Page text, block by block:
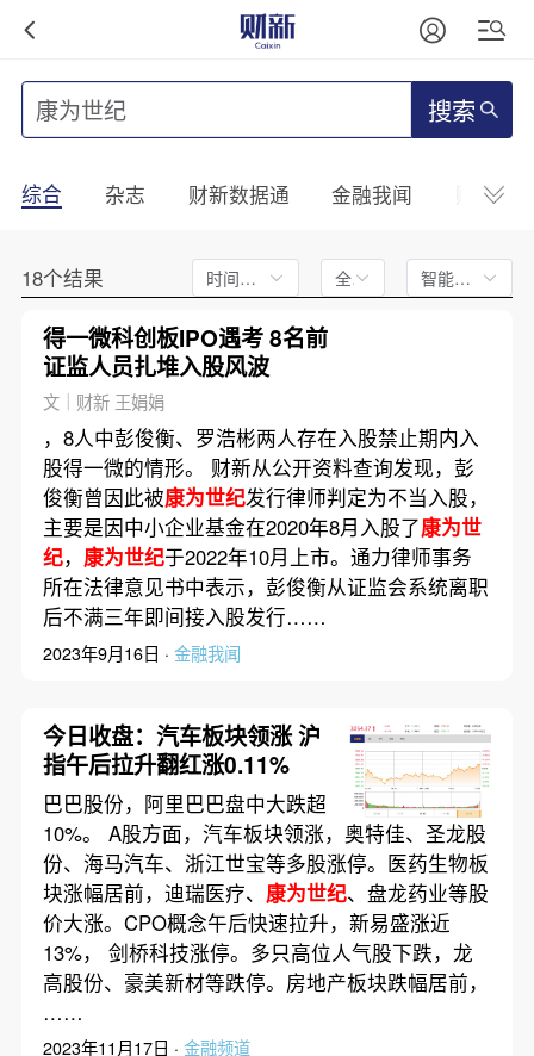
搜索
综合 杂志 财新数据通 金融我闻 财新
18个结果 时间不限 全文 智能排序
得一微科创板IPO遇考 8名前
证监人员扎堆入股风波
文｜财新 王娟娟
，8人中彭俊衡、罗浩彬两人存在入股禁止期内入
股得一微的情形。 财新从公开资料查询发现，彭
俊衡曾因此被康为世纪发行律师判定为不当入股，
主要是因中小企业基金在2020年8月入股了康为世
纪， 康为世纪于2022年10月上市。通力律师事务
所在法律意见书中表示，彭俊衡从证监会系统离职
后不满三年即间接入股发行……
2023年9月16日 · 金融我闻
今日收盘：汽车板块领涨 沪
指午后拉升翻红涨0.11%
巴巴股份，阿里巴巴盘中大跌超
10%。 A股方面，汽车板块领涨，奥特佳、圣龙股
份、海马汽车、浙江世宝等多股涨停。医药生物板
块涨幅居前，迪瑞医疗、 康为世纪、盘龙药业等股
价大涨。CPO概念午后快速拉升，新易盛涨近
13%， 剑桥科技涨停。多只高位人气股下跌，龙
高股份、豪美新材等跌停。房地产板块跌幅居前，
……
2023年11月17日 · 金融频道